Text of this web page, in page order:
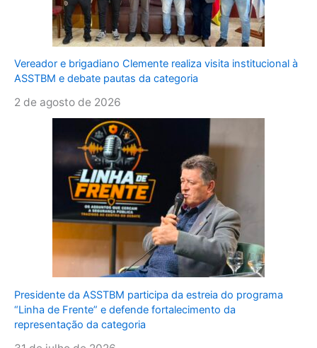
Vereador e brigadiano Clemente realiza visita institucional à
ASSTBM e debate pautas da categoria
2 de agosto de 2026
Presidente da ASSTBM participa da estreia do programa
“Linha de Frente” e defende fortalecimento da
representação da categoria